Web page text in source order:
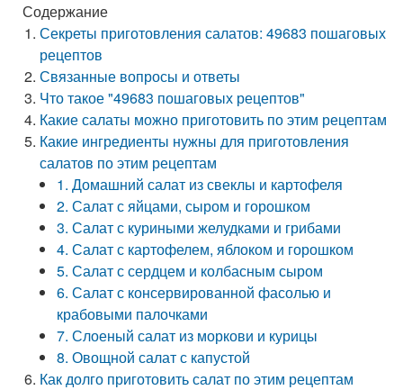
Содержание
Секреты приготовления салатов: 49683 пошаговых
рецептов
Связанные вопросы и ответы
Что такое "49683 пошаговых рецептов"
Какие салаты можно приготовить по этим рецептам
Какие ингредиенты нужны для приготовления
салатов по этим рецептам
1. Домашний салат из свеклы и картофеля
2. Салат с яйцами, сыром и горошком
3. Салат с куриными желудками и грибами
4. Салат с картофелем, яблоком и горошком
5. Салат с сердцем и колбасным сыром
6. Салат с консервированной фасолью и
крабовыми палочками
7. Слоеный салат из моркови и курицы
8. Овощной салат с капустой
Как долго приготовить салат по этим рецептам